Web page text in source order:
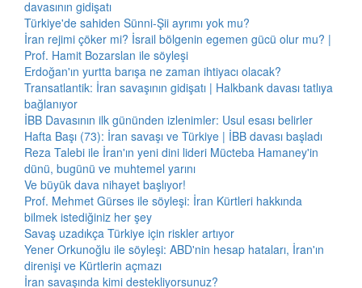
davasının gidişatı
Türkiye'de sahiden Sünni-Şii ayrımı yok mu?
İran rejimi çöker mi? İsrail bölgenin egemen gücü olur mu? |
Prof. Hamit Bozarslan ile söyleşi
Erdoğan'ın yurtta barışa ne zaman ihtiyacı olacak?
Transatlantik: İran savaşının gidişatı | Halkbank davası tatlıya
bağlanıyor
İBB Davasının ilk gününden izlenimler: Usul esası belirler
Hafta Başı (73): İran savaşı ve Türkiye | İBB davası başladı
Reza Talebi ile İran'ın yeni dini lideri Mücteba Hamaney'in
dünü, bugünü ve muhtemel yarını
Ve büyük dava nihayet başlıyor!
Prof. Mehmet Gürses ile söyleşi: İran Kürtleri hakkında
bilmek istediğiniz her şey
Savaş uzadıkça Türkiye için riskler artıyor
Yener Orkunoğlu ile söyleşi: ABD'nin hesap hataları, İran'ın
direnişi ve Kürtlerin açmazı
İran savaşında kimi destekliyorsunuz?